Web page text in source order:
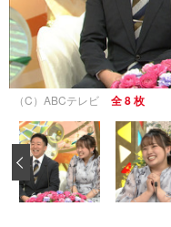
（C）ABCテレビ 全 8 枚
‹